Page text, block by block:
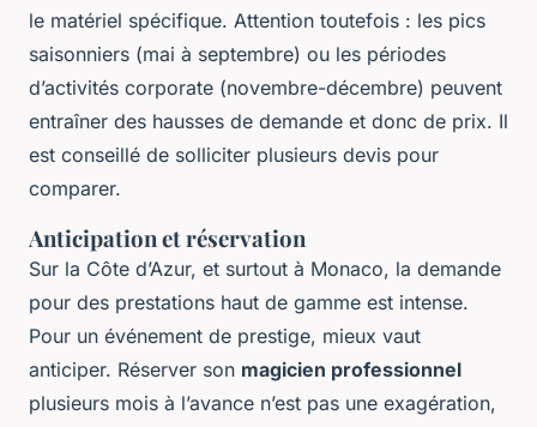
le matériel spécifique. Attention toutefois : les pics
saisonniers (mai à septembre) ou les périodes
d’activités corporate (novembre-décembre) peuvent
entraîner des hausses de demande et donc de prix. Il
est conseillé de solliciter plusieurs devis pour
comparer.
Anticipation et réservation
Sur la Côte d’Azur, et surtout à Monaco, la demande
pour des prestations haut de gamme est intense.
Pour un événement de prestige, mieux vaut
anticiper. Réserver son magicien professionnel
plusieurs mois à l’avance n’est pas une exagération,